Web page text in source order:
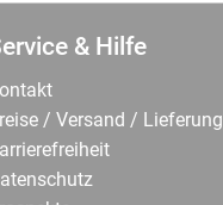
& Hilfe
/ Versand / Lieferung